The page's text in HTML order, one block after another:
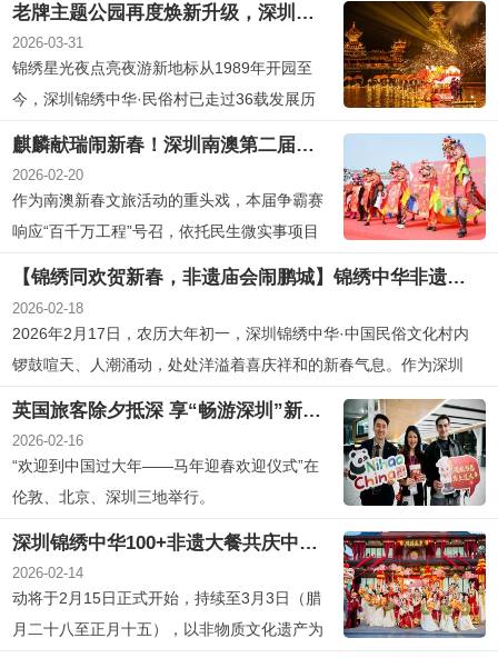
老牌主题公园再度焕新升级，深圳锦绣中华“锦绣国潮节”璀璨启幕
2026-03-31
锦绣星光夜点亮夜游新地标从1989年开园至
今，深圳锦绣中华·民俗村已走过36载发展历
标，正以全新的姿态拥抱时代浪潮。2026年4
月4日至6月1日，深圳锦绣中华重磅推出年度
麒麟献瑞闹新春！深圳南澳第二届麒麟争霸赛精彩举办
2026-02-20
作为南澳新春文旅活动的重头戏，本届争霸赛
响应“百千万工程”号召，依托民生微实事项目
精心打造，相较上一届规模进一步扩大，竞技
【锦绣同欢贺新春，非遗庙会闹鹏城】锦绣中华非遗中国年喜迎2026马年开门红
2026-02-18
2026年2月17日，农历大年初一，深圳锦绣中华·中国民俗文化村内
锣鼓喧天、人潮涌动，处处洋溢着喜庆祥和的新春气息。作为深圳
春节文旅市场的重要地标，景区在新春首日便迎来客流高峰，当日
接待游客量超2万人次，喜迎丙午马年开门红，为深圳春节文旅市场
奏响欢腾序曲。今年春节，深圳...
英国旅客除夕抵深 享“畅游深圳”新春礼遇
2026-02-16
“欢迎到中国过大年——马年迎春欢迎仪式”在
伦敦、北京、深圳三地举行。
深圳锦绣中华100+非遗大餐共庆中国年！
2026-02-14
动将于2月15日正式开始，持续至3月3日（腊
月二十八至正月十五），以非物质文化遗产为